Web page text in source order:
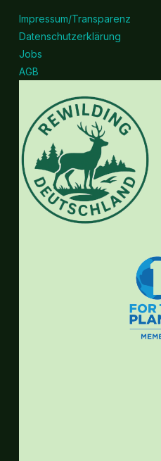
Impressum/Transparenz
Datenschutzerklärung
Jobs
AGB